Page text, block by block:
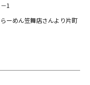
1
ーめん笠舞店さんより片町